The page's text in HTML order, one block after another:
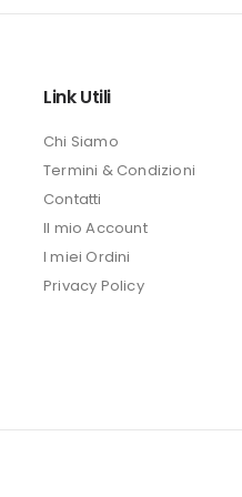
era:
Link Utili
Chi Siamo
Termini & Condizioni
Contatti
Il mio Account
I miei Ordini
Privacy Policy